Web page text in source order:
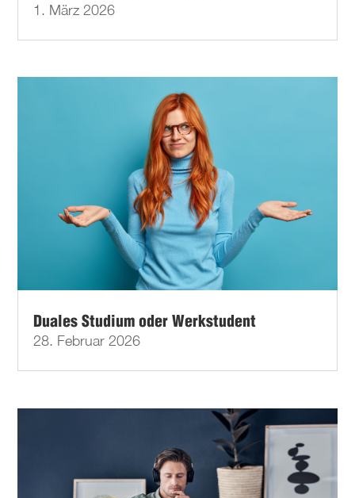
1. März 2026
Duales Studium oder Werkstudent
28. Februar 2026